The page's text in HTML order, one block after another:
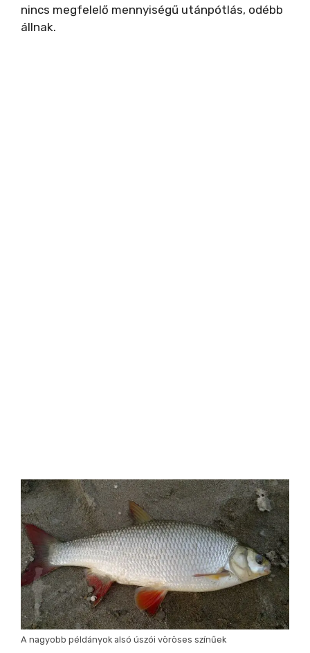
nincs megfelelő mennyiségű utánpótlás, odébb
állnak.
A nagyobb példányok alsó úszói vöröses színűek